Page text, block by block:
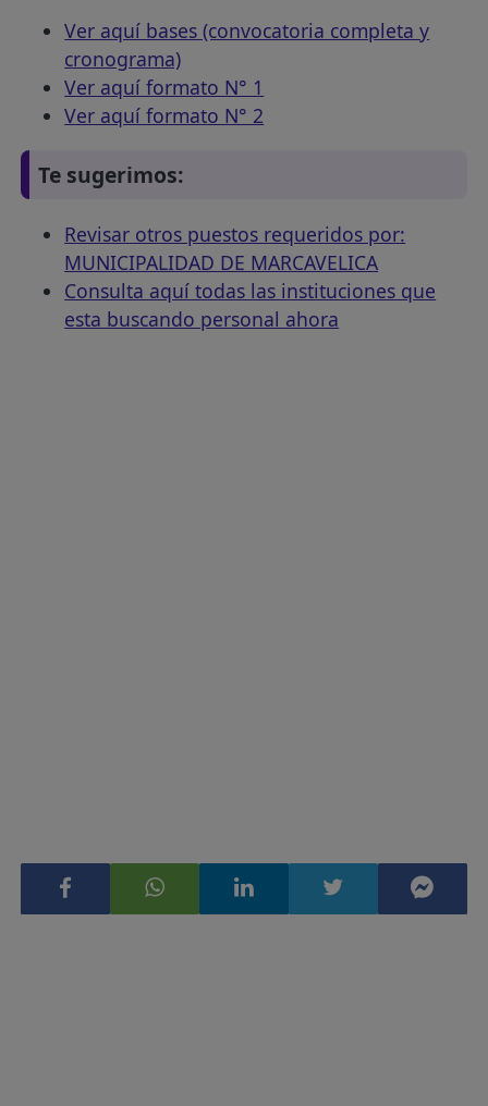
Ver aquí bases (convocatoria completa y
cronograma)
Ver aquí formato N° 1
Ver aquí formato N° 2
Te sugerimos:
Revisar otros puestos requeridos por:
MUNICIPALIDAD DE MARCAVELICA
Consulta aquí todas las instituciones que
esta buscando personal ahora